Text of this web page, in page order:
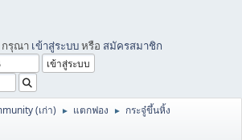
กรุณา เข้าสู่ระบบหรือ สมัครสมาชิก
(เก่า) ► แตกฟอง ► กระจู๋ขึ้นหิ้ง